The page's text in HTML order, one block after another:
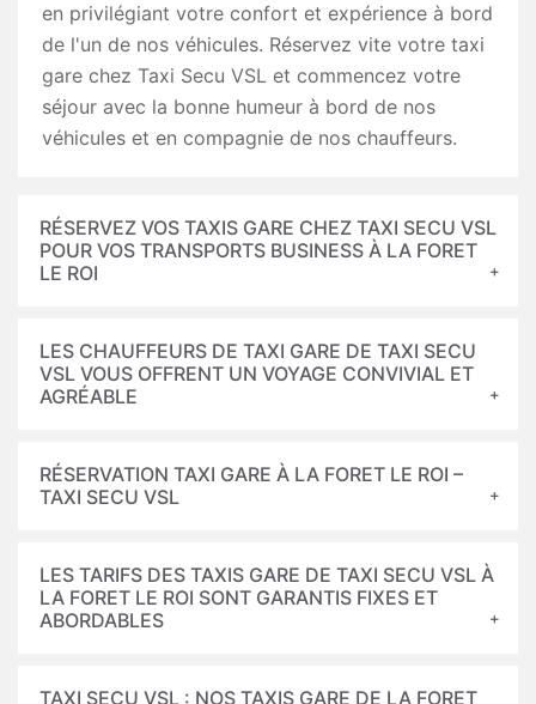
en privilégiant votre confort et expérience à bord
de l'un de nos véhicules. Réservez vite votre taxi
gare chez Taxi Secu VSL et commencez votre
séjour avec la bonne humeur à bord de nos
véhicules et en compagnie de nos chauffeurs.
RÉSERVEZ VOS TAXIS GARE CHEZ TAXI SECU VSL
POUR VOS TRANSPORTS BUSINESS À LA FORET
LE ROI
LES CHAUFFEURS DE TAXI GARE DE TAXI SECU
VSL VOUS OFFRENT UN VOYAGE CONVIVIAL ET
AGRÉABLE
RÉSERVATION TAXI GARE À LA FORET LE ROI –
TAXI SECU VSL
LES TARIFS DES TAXIS GARE DE TAXI SECU VSL À
LA FORET LE ROI SONT GARANTIS FIXES ET
ABORDABLES
TAXI SECU VSL : NOS TAXIS GARE DE LA FORET